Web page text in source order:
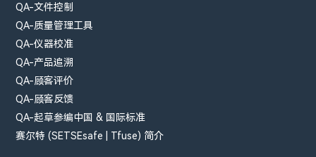
QA-文件控制
QA-质量管理工具
QA-仪器校准
QA-产品追溯
QA-顾客评价
QA-顾客反馈
QA-起草参编中国 & 国际标准
赛尔特 (SETSEsafe | Tfuse) 简介